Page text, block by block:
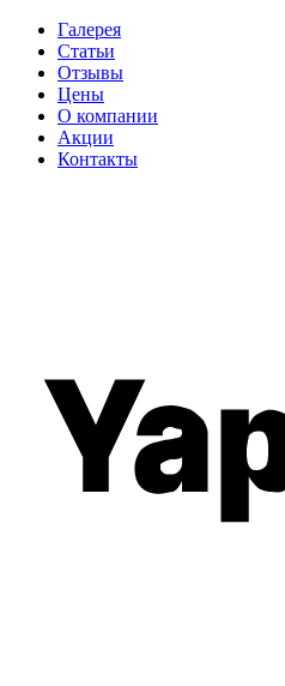
Галерея
Статьи
Отзывы
Цены
О компании
Акции
Контакты